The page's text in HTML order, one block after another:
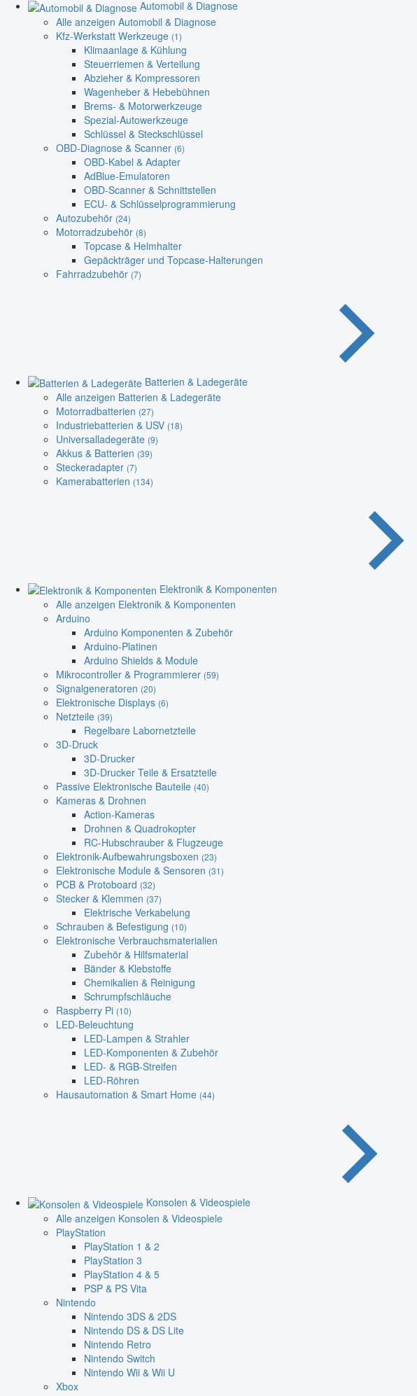
Automobil & Diagnose
Alle anzeigen Automobil & Diagnose
Kfz-Werkstatt Werkzeuge (1)
Klimaanlage & Kühlung
Steuerriemen & Verteilung
Abzieher & Kompressoren
Wagenheber & Hebebühnen
Brems- & Motorwerkzeuge
Spezial-Autowerkzeuge
Schlüssel & Steckschlüssel
OBD-Diagnose & Scanner (6)
OBD-Kabel & Adapter
AdBlue-Emulatoren
OBD-Scanner & Schnittstellen
ECU- & Schlüsselprogrammierung
Autozubehör (24)
Motorradzubehör (8)
Topcase & Helmhalter
Gepäckträger und Topcase-Halterungen
Fahrradzubehör (7)
Batterien & Ladegeräte
Alle anzeigen Batterien & Ladegeräte
Motorradbatterien (27)
Industriebatterien & USV (18)
Universalladegeräte (9)
Akkus & Batterien (39)
Steckeradapter (7)
Kamerabatterien (134)
Elektronik & Komponenten
Alle anzeigen Elektronik & Komponenten
Arduino
Arduino Komponenten & Zubehör
Arduino-Platinen
Arduino Shields & Module
Mikrocontroller & Programmierer (59)
Signalgeneratoren (20)
Elektronische Displays (6)
Netzteile (39)
Regelbare Labornetzteile
3D-Druck
3D-Drucker
3D-Drucker Teile & Ersatzteile
Passive Elektronische Bauteile (40)
Kameras & Drohnen
Action-Kameras
Drohnen & Quadrokopter
RC-Hubschrauber & Flugzeuge
Elektronik-Aufbewahrungsboxen (23)
Elektronische Module & Sensoren (31)
PCB & Protoboard (32)
Stecker & Klemmen (37)
Elektrische Verkabelung
Schrauben & Befestigung (10)
Elektronische Verbrauchsmaterialien
Zubehör & Hilfsmaterial
Bänder & Klebstoffe
Chemikalien & Reinigung
Schrumpfschläuche
Raspberry Pi (10)
LED-Beleuchtung
LED-Lampen & Strahler
LED-Komponenten & Zubehör
LED- & RGB-Streifen
LED-Röhren
Hausautomation & Smart Home (44)
Konsolen & Videospiele
Alle anzeigen Konsolen & Videospiele
PlayStation
PlayStation 1 & 2
PlayStation 3
PlayStation 4 & 5
PSP & PS Vita
Nintendo
Nintendo 3DS & 2DS
Nintendo DS & DS Lite
Nintendo Retro
Nintendo Switch
Nintendo Wii & Wii U
Xbox